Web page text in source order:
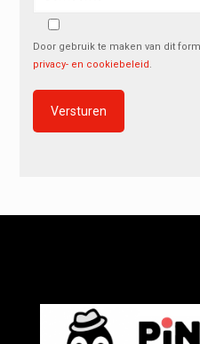
Door gebruik te maken van dit
privacy- en cookiebeleid .